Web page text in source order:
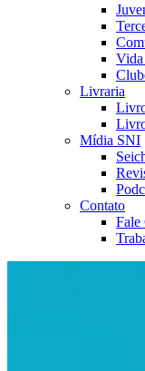
Vida
Livraria
Mídia SNI
Contato
Fale